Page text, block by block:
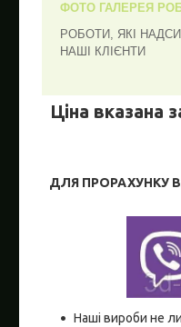
ФОТО ГАЛЕРЕЯ
РОБОТИ, ЯКІ
НАШІ КЛІЄНТИ
Ціна вказана
ДЛЯ ПРОРАХУНКУ
Наші вироби не